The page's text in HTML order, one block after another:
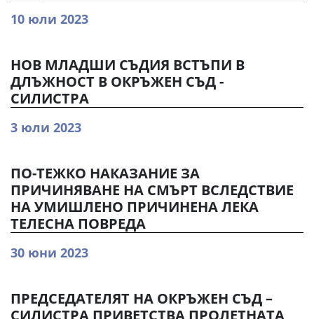
10 юли 2023
НОВ МЛАДШИ СЪДИЯ ВСТЪПИ В
ДЛЪЖНОСТ В ОКРЪЖЕН СЪД -
СИЛИСТРА
3 юли 2023
ПО-ТЕЖКО НАКАЗАНИЕ ЗА
ПРИЧИНЯВАНЕ НА СМЪРТ ВСЛЕДСТВИЕ
НА УМИШЛЕНО ПРИЧИНЕНА ЛЕКА
ТЕЛЕСНА ПОВРЕДА
30 юни 2023
ПРЕДСЕДАТЕЛЯТ НА ОКРЪЖЕН СЪД –
СИЛИСТРА ПРИВЕТСТВА ПРОЛЕТНАТА